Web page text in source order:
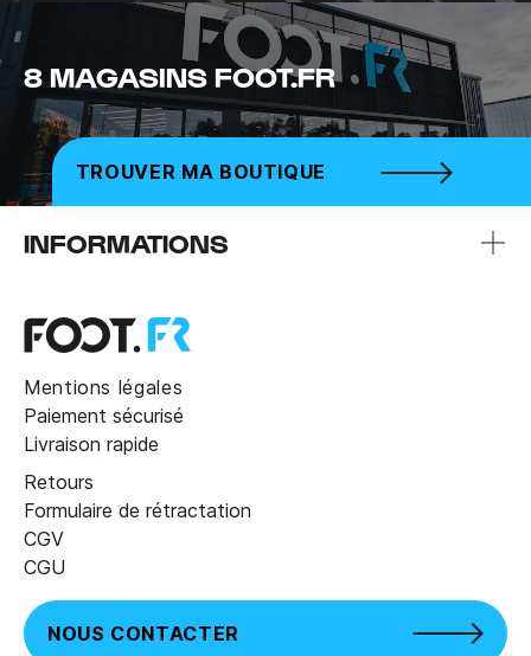
8 MAGASINS FOOT.FR
TROUVER MA BOUTIQUE
INFORMATIONS
Mentions légales
Paiement sécurisé
Livraison rapide
Retours
Formulaire de rétractation
CGV
CGU
NOUS CONTACTER